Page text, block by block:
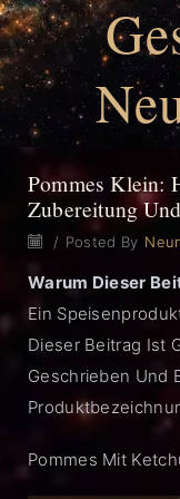
Pommes Klein:
Zubereitung
/ Posted By
Warum Dieser
Ein
Dieser Beitrag Ist
Geschrieben Und
Pommes Mit